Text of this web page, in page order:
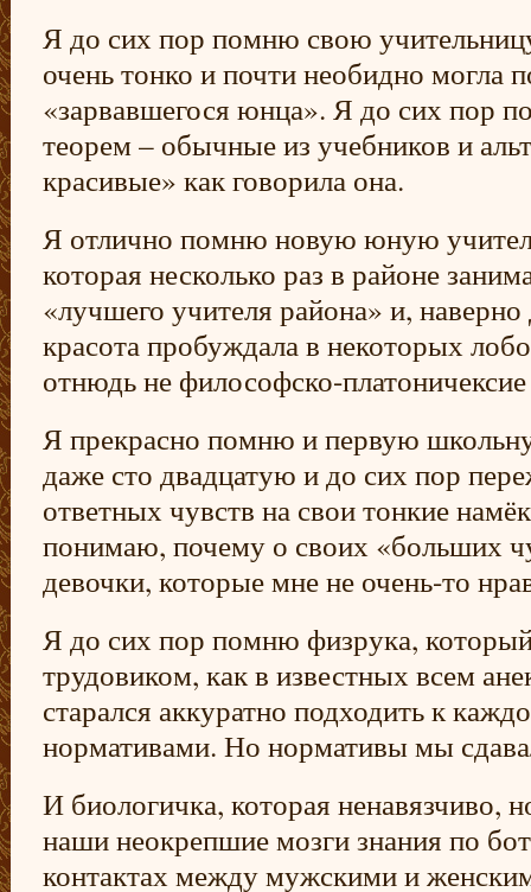
Я до сих пор помню свою
очень тонко и почти необидно могла
«зарвавшегося юнца». Я до сих пор
теорем – обычные из учебников и
красивые» как говорила она.
Я отлично помню новую юную
которая несколько раз в районе
«лучшего учителя района» и,
красота пробуждала в некоторых
отнюдь не философско-
Я прекрасно помню и первую
даже сто двадцатую и до сих пор
ответных чувств на свои тонкие
понимаю, почему о своих «больших
девочки, которые мне не очень-то
Я до сих пор помню физрука,
трудовиком, как в известных всем
старался аккуратно подходить к
нормативами. Но нормативы мы
И биологичка, которая ненавязчиво,
наши неокрепшие мозги знания по
контактах между мужскими и